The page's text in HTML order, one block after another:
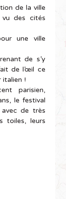
de la ville
vu des cités
une ville
de s’y
de l’œil ce
italien !
parisien,
le festival
avec de très
toiles, leurs